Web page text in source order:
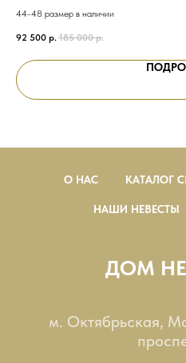
44-48 размер в наличии
92 500 р. 185 000 р.
О НАС КАТАЛОГ
НАШИ НЕВЕСТЫ
ДОМ
м. Октябрьская,